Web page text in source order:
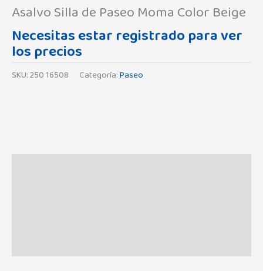
Asalvo Silla de Paseo Moma Color Beige
Necesitas estar registrado para ver
los precios
SKU:250 16508 Categoría:Paseo